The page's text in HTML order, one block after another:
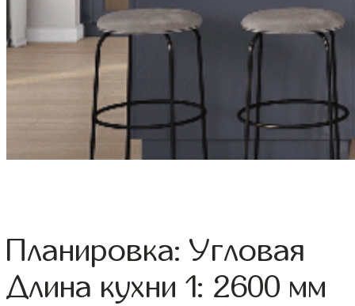
Планировка: Угловая
Длина кухни 1: 2600 мм